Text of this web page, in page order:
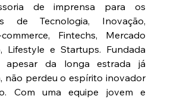
de imprensa para os
de Tecnologia, Inovação,
Fintechs, Mercado
Lifestyle e Startups. Fundada
apesar da longa estrada já
não perdeu o espírito inovador
Com uma equipe jovem e